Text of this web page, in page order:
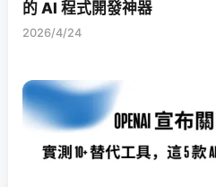
的 AI 程式開發神器
2026/4/24